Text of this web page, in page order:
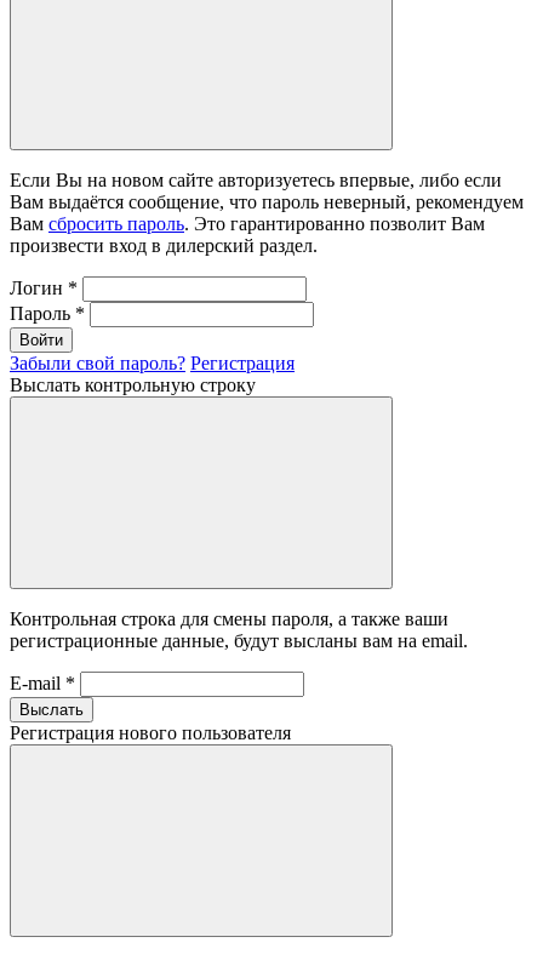
Если Вы на новом сайте авторизуетесь впервые, либо если
Вам выдаётся сообщение, что пароль неверный, рекомендуем
Вам сбросить пароль. Это гарантированно позволит Вам
произвести вход в дилерский раздел.
Логин *
Пароль *
Войти
Забыли свой пароль? Регистрация
Выслать контрольную строку
Контрольная строка для смены пароля, а также ваши
регистрационные данные, будут высланы вам на email.
E-mail *
Выслать
Регистрация нового пользователя